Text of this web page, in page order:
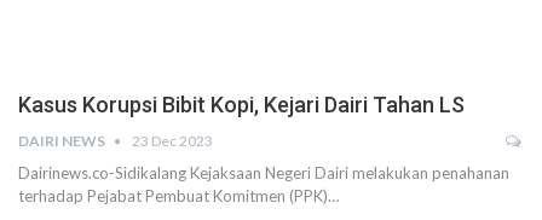
Kasus Korupsi Bibit Kopi, Kejari Dairi Tahan LS
DAIRI NEWS 23 Dec 2023
Dairinews.co-Sidikalang Kejaksaan Negeri Dairi melakukan penahanan
terhadap Pejabat Pembuat Komitmen (PPK)…